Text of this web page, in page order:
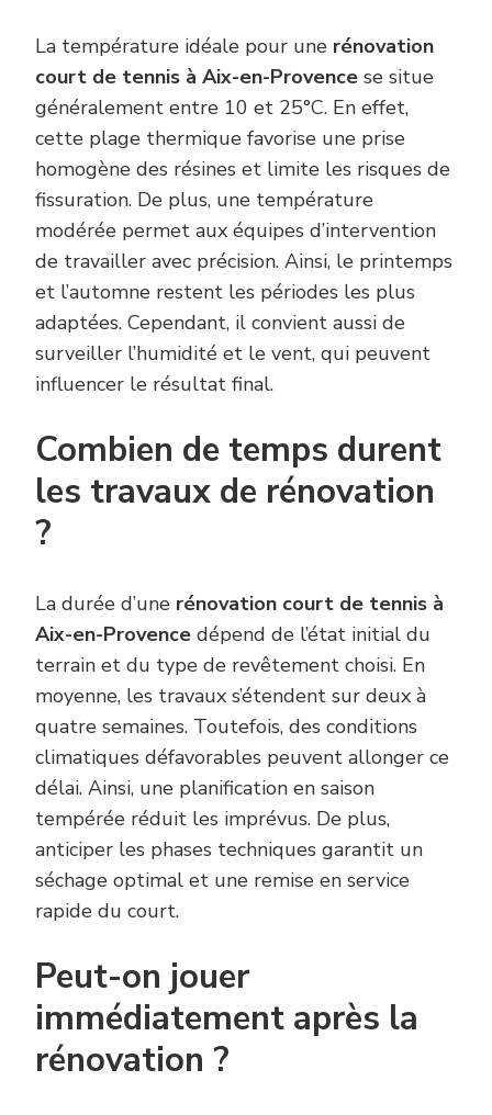
La température idéale pour une rénovation
court de tennis à Aix-en-Provence se situe
généralement entre 10 et 25°C. En effet,
cette plage thermique favorise une prise
homogène des résines et limite les risques de
fissuration. De plus, une température
modérée permet aux équipes d’intervention
de travailler avec précision. Ainsi, le printemps
et l’automne restent les périodes les plus
adaptées. Cependant, il convient aussi de
surveiller l’humidité et le vent, qui peuvent
influencer le résultat final.
Combien de temps durent
les travaux de rénovation
?
La durée d’une rénovation court de tennis à
Aix-en-Provence dépend de l’état initial du
terrain et du type de revêtement choisi. En
moyenne, les travaux s’étendent sur deux à
quatre semaines. Toutefois, des conditions
climatiques défavorables peuvent allonger ce
délai. Ainsi, une planification en saison
tempérée réduit les imprévus. De plus,
anticiper les phases techniques garantit un
séchage optimal et une remise en service
rapide du court.
Peut-on jouer
immédiatement après la
rénovation ?